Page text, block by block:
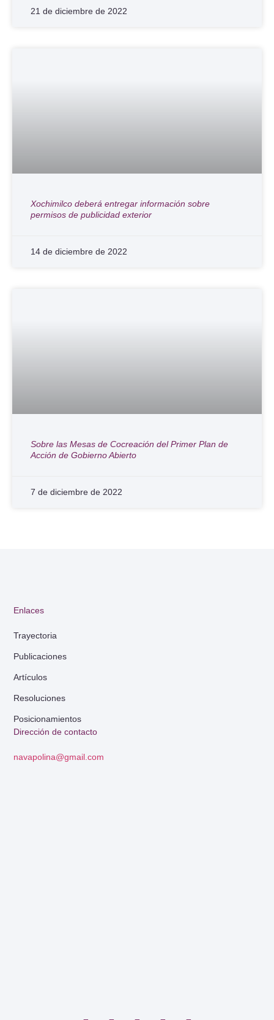
21 de diciembre de 2022
Xochimilco deberá entregar información sobre
permisos de publicidad exterior
14 de diciembre de 2022
Sobre las Mesas de Cocreación del Primer Plan de
Acción de Gobierno Abierto
7 de diciembre de 2022
Dirección de contacto
navapolina@gmail.com
Enlaces
Trayectoria
Publicaciones
Artículos
Resoluciones
Posicionamientos